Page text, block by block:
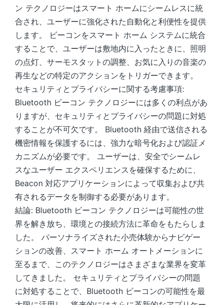
ン テクノロジーはスマート ホームにシームレスに統
合され、ユーザーに強化された自動化と利便性を提供
します。 ビーコンをスマート ホーム システムに統合
することで、ユーザーは敷地内に入ったときに、照明
の点灯、サーモスタットの調整、お気に入りの音楽の
再生などの特定のアクションをトリガーできます。
セキュリティとプライバシーに関する考慮事項:
Bluetooth ビーコン テクノロジーには多くの利点があ
りますが、セキュリティとプライバシーの問題に対処
することが不可欠です。 Bluetooth 経由で送信される
機密情報を保護するには、強力な暗号化および認証メ
カニズムが必要です。 ユーザーは、安全でシームレ
スなユーザー エクスペリエンスを確保するために、
Beacon 対応アプリケーションによって収集および共
有されるデータを制御する必要があります。
結論: Bluetooth ビーコン テクノロジーは可能性の世
界を解き放ち、環境との接続方法に革命をもたらしま
した。 パーソナライズされた小売体験からナビゲー
ションの改善、スマート ホーム オートメーションに
至るまで、このテクノロジーはさまざまな業界を変革
してきました。 セキュリティとプライバシーの問題
に対処することで、Bluetooth ビーコンの可能性を最